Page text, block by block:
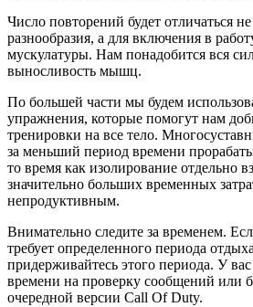
Число повторений будет отличаться
разнообразия, а для включения в
мускулатуры. Нам понадобится вся
выносливость мышц.
По большей части мы будем
упражнения, которые помогут нам
тренировки на все тело.
за меньший период времени
то время как изолирование отдельно
значительно больших временных
непродуктивным.
Внимательно следите за временем.
требует определенного периода
придерживайтесь этого периода. У
времени на проверку сообщений или
очередной версии Call Of Duty.